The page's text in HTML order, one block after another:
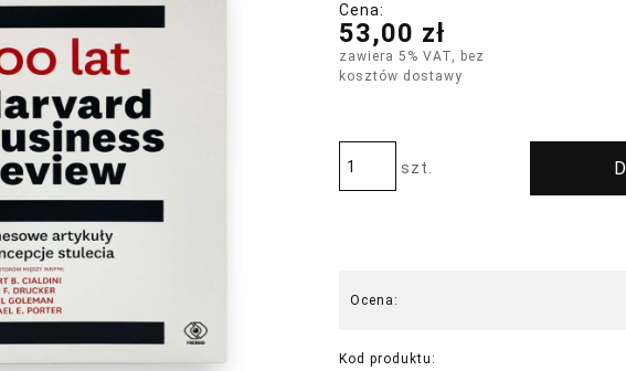
Cena:
53,00 zł
zawiera 5% VAT, bez
kosztów dostawy
szt.
Ocena:
Kod produktu: